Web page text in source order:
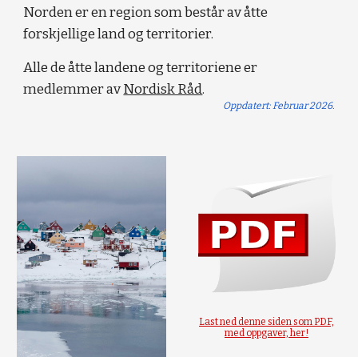
Norden er en region som består av åtte
forskjellige land og territorier.
Alle de åtte landene og territoriene er
medlemmer avNordisk Råd.
Oppdatert: Februar 2026.
Last ned denne siden som PDF,
med oppgaver, her!